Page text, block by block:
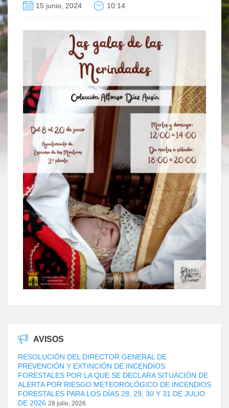
15 junio, 2024 10:14
AVISOS
RESOLUCIÓN DEL DIRECTOR GENERAL DE
PREVENCIÓN Y EXTINCIÓN DE INCENDIOS
FORESTALES POR LA QUE SE DECLARA SITUACIÓN DE
ALERTA POR RIESGO METEOROLÓGICO DE INCENDIOS
FORESTALES PARA LOS DÍAS 28, 29, 30 Y 31 DE JULIO
DE 2026 28 julio, 2026